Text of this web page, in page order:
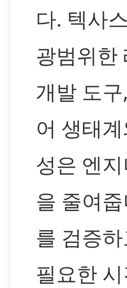
다. 텍사
광범위한
개발 도
어 생태
성은 엔
을 줄여
를 검증
필요한